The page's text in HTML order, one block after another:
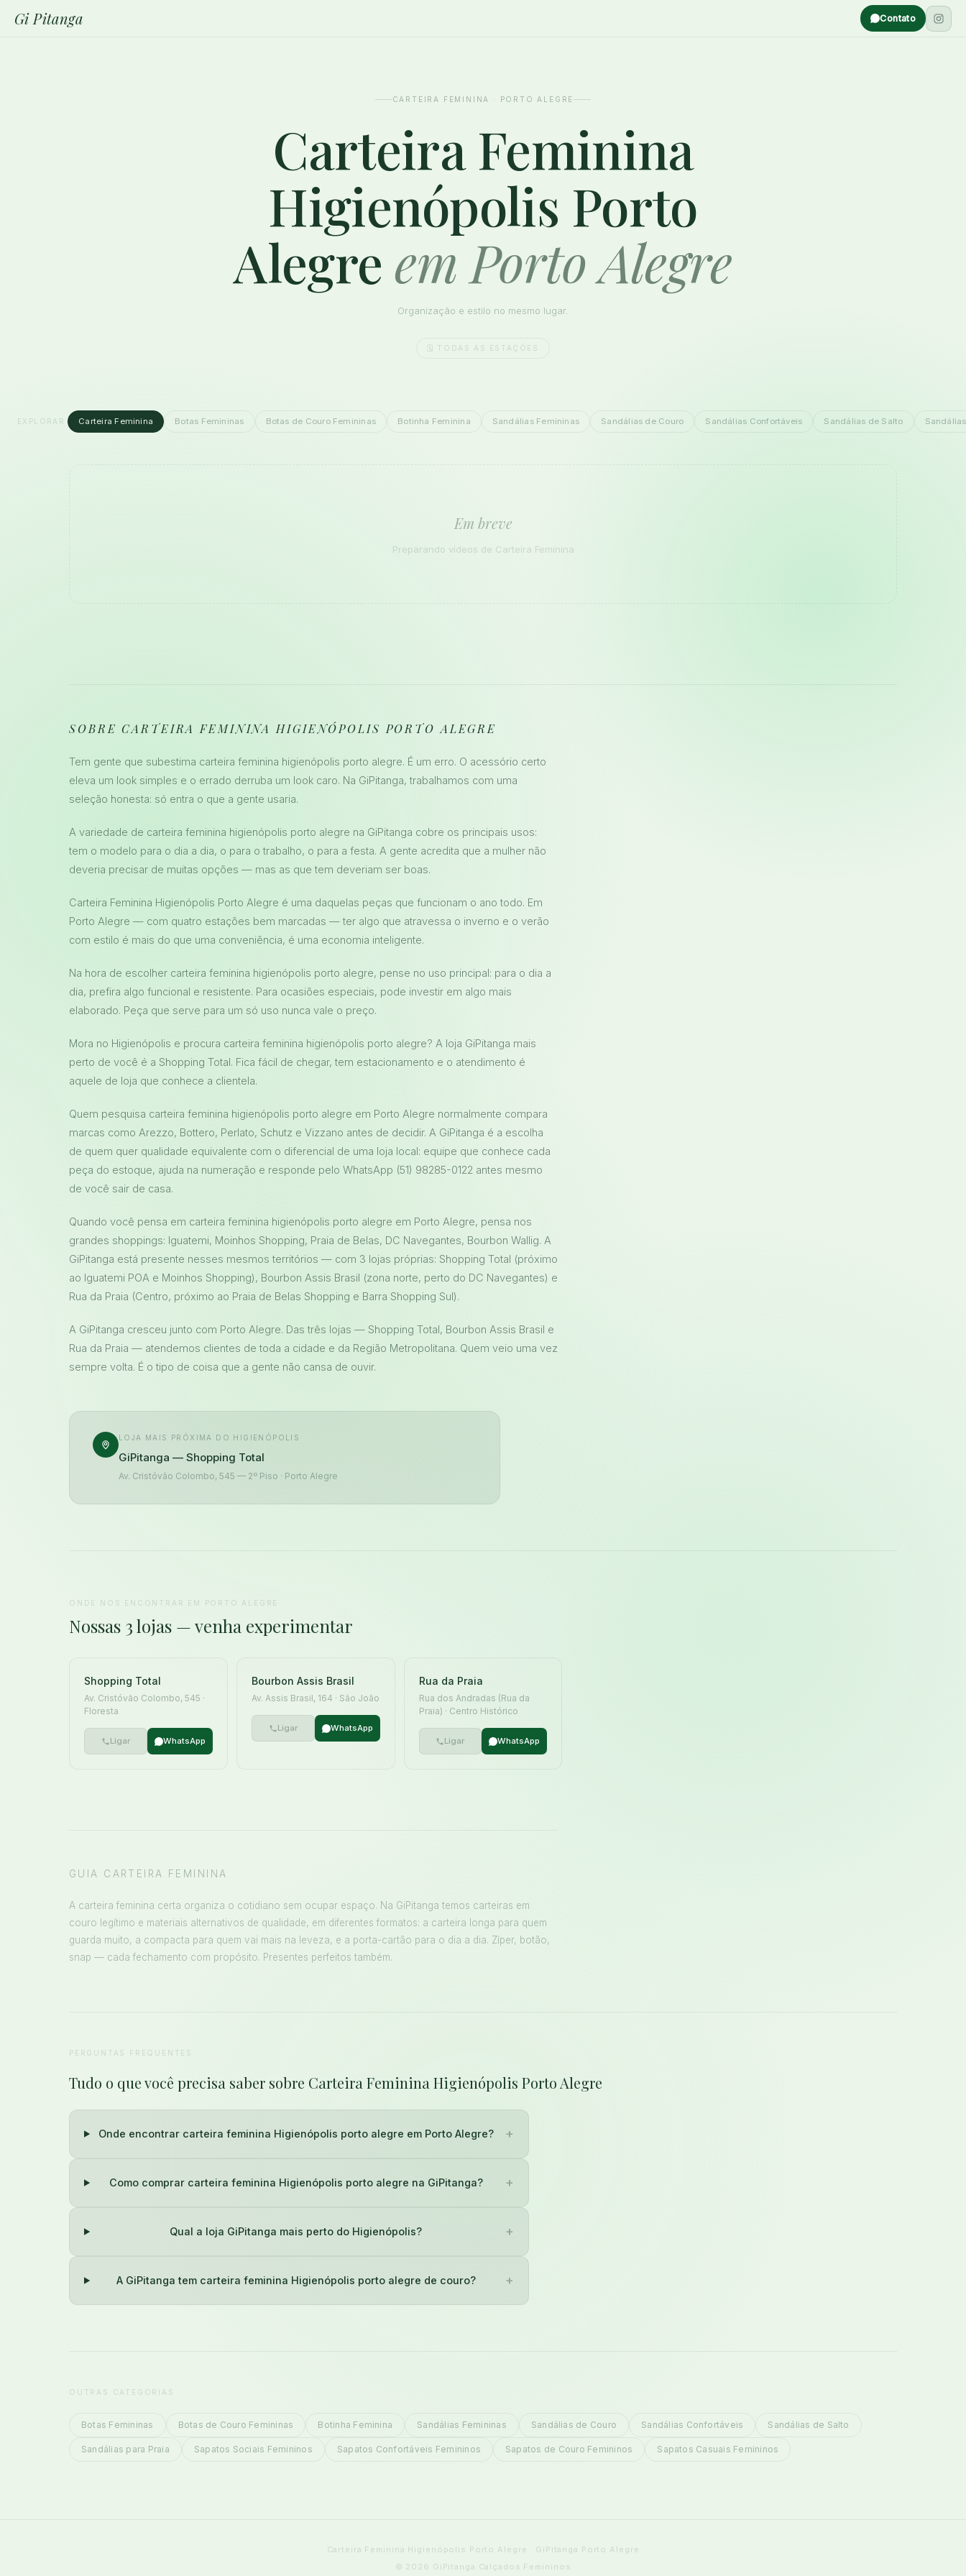
Gi Pitanga Contato
CARTEIRA FEMININA · PORTO ALEGRE
Carteira Feminina
Higienópolis Porto
Alegre em Porto Alegre
Organização e estilo no mesmo lugar.
🗓️ TODAS AS ESTAÇÕES
Carteira Feminina Botas Femininas Botas de Couro Femininas Botinha Feminina Sandálias Femininas Sandálias de Couro Sandálias Confortáveis Sandálias de Salto
Em breve
Preparando vídeos de Carteira Feminina
SOBRE CARTEIRA FEMININA HIGIENÓPOLIS PORTO ALEGRE
Tem gente que subestima carteira feminina higienópolis porto alegre. É um erro. O acessório certo
eleva um look simples e o errado derruba um look caro. Na GiPitanga, trabalhamos com uma
seleção honesta: só entra o que a gente usaria.
A variedade de carteira feminina higienópolis porto alegre na GiPitanga cobre os principais usos:
tem o modelo para o dia a dia, o para o trabalho, o para a festa. A gente acredita que a mulher não
deveria precisar de muitas opções — mas as que tem deveriam ser boas.
Carteira Feminina Higienópolis Porto Alegre é uma daquelas peças que funcionam o ano todo. Em
Porto Alegre — com quatro estações bem marcadas — ter algo que atravessa o inverno e o verão
com estilo é mais do que uma conveniência, é uma economia inteligente.
Na hora de escolher carteira feminina higienópolis porto alegre, pense no uso principal: para o dia a
dia, prefira algo funcional e resistente. Para ocasiões especiais, pode investir em algo mais
elaborado. Peça que serve para um só uso nunca vale o preço.
Mora no Higienópolis e procura carteira feminina higienópolis porto alegre? A loja GiPitanga mais
perto de você é a Shopping Total. Fica fácil de chegar, tem estacionamento e o atendimento é
aquele de loja que conhece a clientela.
Quem pesquisa carteira feminina higienópolis porto alegre em Porto Alegre normalmente compara
marcas como Arezzo, Bottero, Perlato, Schutz e Vizzano antes de decidir. A GiPitanga é a escolha
de quem quer qualidade equivalente com o diferencial de uma loja local: equipe que conhece cada
peça do estoque, ajuda na numeração e responde pelo WhatsApp (51) 98285-0122 antes mesmo
de você sair de casa.
Quando você pensa em carteira feminina higienópolis porto alegre em Porto Alegre, pensa nos
grandes shoppings: Iguatemi, Moinhos Shopping, Praia de Belas, DC Navegantes, Bourbon Wallig. A
GiPitanga está presente nesses mesmos territórios — com 3 lojas próprias: Shopping Total (próximo
ao Iguatemi POA e Moinhos Shopping), Bourbon Assis Brasil (zona norte, perto do DC Navegantes) e
Rua da Praia (Centro, próximo ao Praia de Belas Shopping e Barra Shopping Sul).
A GiPitanga cresceu junto com Porto Alegre. Das três lojas — Shopping Total, Bourbon Assis Brasil e
Rua da Praia — atendemos clientes de toda a cidade e da Região Metropolitana. Quem veio uma vez
sempre volta. É o tipo de coisa que a gente não cansa de ouvir.
LOJA MAIS PRÓXIMA DO HIGIENÓPOLIS
GiPitanga — Shopping Total
Av. Cristóvão Colombo, 545 — 2º Piso · Porto Alegre
ONDE NOS ENCONTRAR EM PORTO ALEGRE
Nossas 3 lojas — venha experimentar
Shopping Total
Av. Cristóvão Colombo, 545 ·
Floresta
Ligar WhatsApp
Bourbon Assis Brasil
Av. Assis Brasil, 164 · São João
Ligar WhatsApp
Rua da Praia
Rua dos Andradas (Rua da
Praia) · Centro Histórico
Ligar WhatsApp
GUIA CARTEIRA FEMININA
A carteira feminina certa organiza o cotidiano sem ocupar espaço. Na GiPitanga temos carteiras em
couro legítimo e materiais alternativos de qualidade, em diferentes formatos: a carteira longa para quem
guarda muito, a compacta para quem vai mais na leveza, e a porta-cartão para o dia a dia. Zíper, botão,
snap — cada fechamento com propósito. Presentes perfeitos também.
PERGUNTAS FREQUENTES
Tudo o que você precisa saber sobre Carteira Feminina Higienópolis Porto Alegre
Onde encontrar carteira feminina Higienópolis porto alegre em Porto Alegre? +
Como comprar carteira feminina Higienópolis porto alegre na GiPitanga? +
Qual a loja GiPitanga mais perto do Higienópolis? +
A GiPitanga tem carteira feminina Higienópolis porto alegre de couro? +
OUTRAS CATEGORIAS
Botas Femininas Botas de Couro Femininas Botinha Feminina Sandálias Femininas Sandálias de Couro Sandálias Confortáveis Sandálias de Salto
Sandálias para Praia Sapatos Sociais Femininos Sapatos Confortáveis Femininos Sapatos de Couro Femininos Sapatos Casuais Femininos
Carteira Feminina Higienópolis Porto Alegre · GiPitanga Porto Alegre
© 2026 GiPitanga Calçados Femininos